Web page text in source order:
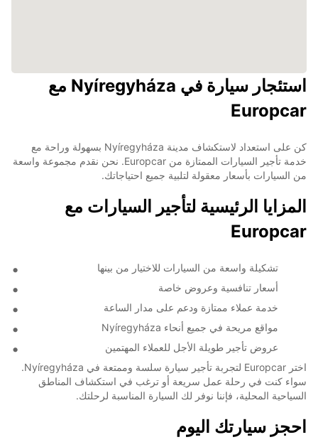
استئجار سيارة في Nyíregyháza مع
Europcar
كن على استعداد لاستكشاف مدينة Nyíregyháza بسهولة وراحة مع
خدمة تأجير السيارات الممتازة من Europcar. نحن نقدم مجموعة واسعة
من السيارات بأسعار معقولة لتلبية جميع احتياجاتك.
المزايا الرئيسية لتأجير السيارات مع
Europcar
تشكيلة واسعة من السيارات للاختيار من بينها
أسعار تنافسية وعروض خاصة
خدمة عملاء ممتازة ودعم على مدار الساعة
مواقع مريحة في جميع أنحاء Nyíregyháza
عروض تأجير طويلة الأجل للعملاء المهتمين
اختر Europcar لتجربة تأجير سيارة سلسة وممتعة في Nyíregyháza.
سواء كنت في رحلة عمل سريعة أو ترغب في استكشاف المناطق
السياحية المحلية، فإننا نوفر لك السيارة المناسبة لرحلتك.
احجز سيارتك اليوم